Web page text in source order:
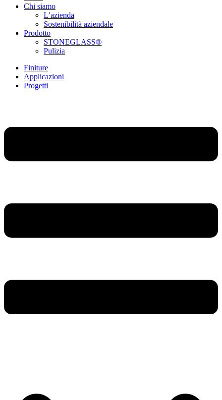
Chi siamo
L’azienda
Sostenibilità aziendale
Prodotto
STONEGLASS®
Pulizia
Finiture
Applicazioni
Progetti